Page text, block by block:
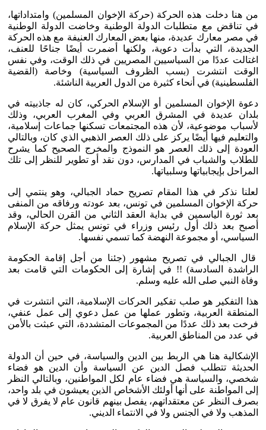
من هنا دخلت هذه الحركة (حركة الإخوان المسلمين) وامتداداتها،
في تناقض مع متطلبات الدولة الوطنية وخاضت الدولة الوطنية
في مصر معارك عديدة، منها بعض المعارك العنيفة مع هذه الحركة
الجديدة، التي بدأت دعوية، ولكنها أضمرت أيضًا جناحًا للعنف،
اغتالت عددًا من السياسيين المصريين في ذلك الوقت، وفي نفس
الوقت انتشرت (بسب الظروف السياسية) وخاصة (القضية
الفلسطينية) في أنحاء كثيرة من الدول العربية الناشئة.
دعوة الإخوان المسلمين أو الإسلام الحركي، كان له جاذبيته في
بلدان عديدة في المشرق العربي وفي المغرب العربي، وذلك
لأسباب موضوعية، لأن هذه المجتمعات تسكنها جماعات إسلامية،
والتعليم فيها أيضًا يركز على ذلك العصر الذهبي الذي كان، وبالتالي
العودة إلى ذلك العصر هو النموذج والمخرج الصحيح كما يشرح
للطلاب والشباب في المدارس، دون نقد أو تطوير للنظر إلى تلك
المراحل بإيجابياتها وسلبياتها.
لعلنا نذكر في هذا المقام تصريح حماد الجبالي، وهو ينتمي إلى
حركة الإخوان المسلمين في تونس، بعد عودته ورفاقه من المنفى
بعد ثورة الياسمين في بداية العقد الثاني من القرن الحالي، وقد
أصبح بعد ذلك أول رئيس وزراء في تونس يمثل حركة الإسلام
السياسي، أو مجموعة النهضة كما تسمي نفسها.
قال الجبالي في تصريح مشهور (جئنا من أجل إقامة الحكومة
الراشدة السادسة) !! في إشارة إلى الحكومات التي قامت بعد
وفاة النبي صلى الله عليه وسلم.
هذا التفكير هو صلب تفكير الحركات الإسلامية، التي انتشرت في
المنطقة العربية، وتطور عملها من عمل دعوي إلى عمل عنفي،
فرخت بعد ذلك عددًا من المجموعات المتشددة، التي عبثت بالأمن
في عدد من المناطق العربية.
الإشكالية هنا هي الربط بين الدين والسياسة، في حين أن الدولة
الحديثة تتطلب فصل الدين عن السياسة وأن الدين هو فضاء
شخصي، والسياسة هي فضاء عام لكل المواطنين، وبالتالي النظر
إلى المواطنة على أنها أولئك الأشخاص الذين يعيشون في بلد واحد،
بصرف النظر عن معتقداتهم، يفصل بينهم قانون عام لا يفرق لا في
المذهب ولا في الجنس ولا في الانتماء الديني.